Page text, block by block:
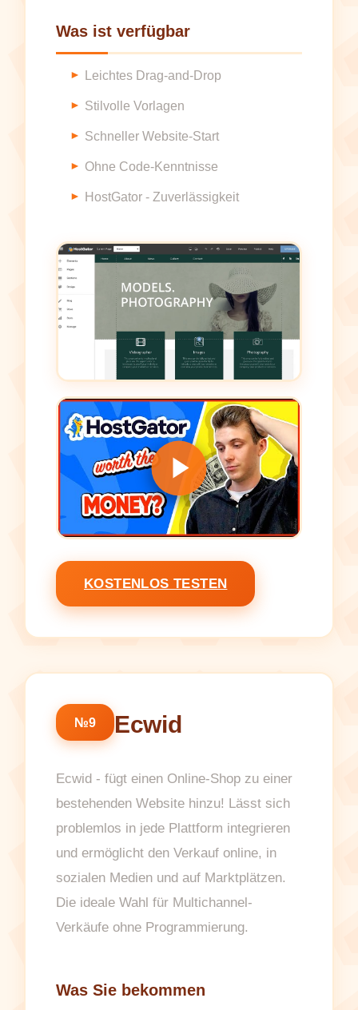
Was ist verfügbar
Leichtes Drag-and-Drop
Stilvolle Vorlagen
Schneller Website-Start
Ohne Code-Kenntnisse
HostGator - Zuverlässigkeit
KOSTENLOS TESTEN
№9 Ecwid
Ecwid - fügt einen Online-Shop zu einer
bestehenden Website hinzu! Lässt sich
problemlos in jede Plattform integrieren
und ermöglicht den Verkauf online, in
sozialen Medien und auf Marktplätzen.
Die ideale Wahl für Multichannel-
Verkäufe ohne Programmierung.
Was Sie bekommen